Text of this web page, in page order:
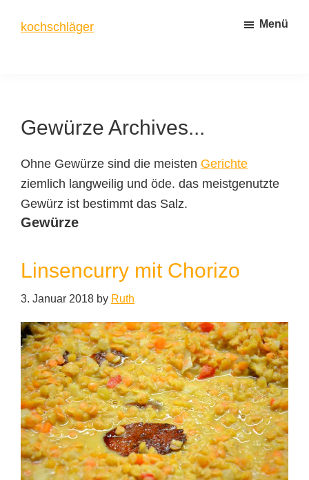
Inhalt
Seitenspalte
kochschläger Menü
Gewürze Archives...
Ohne Gewürze sind die meisten Gerichte
ziemlich langweilig und öde. das meistgenutzte
Gewürz ist bestimmt das Salz.
Gewürze
Linsencurry mit Chorizo
3. Januar 2018 by Ruth